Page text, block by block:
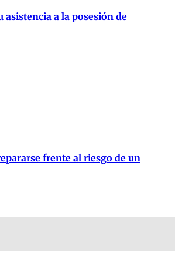
asistencia a la posesión de
frente al riesgo de un